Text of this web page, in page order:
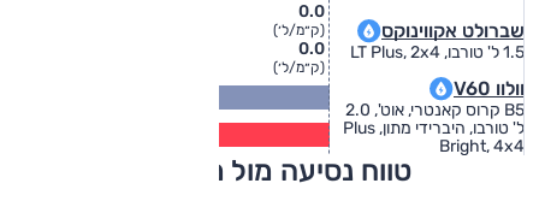
שברולט אקווינוקס
1.5 ל' טורבו, LT Plus, 2x4
0.0
(ק״מ/ל׳)
0.0
(ק״מ/ל׳)
וולוו V60
B5 קרוס קאנטרי, אוט', 2.0
ל' טורבו, היברידי מתון, Plus
Bright, 4x4
טווח נסיעה מול מתחרים